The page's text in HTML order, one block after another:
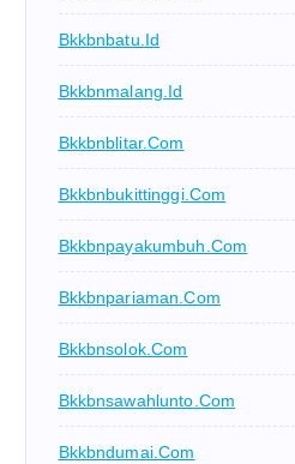
Bkkbnbatu.id
Bkkbnmalang.id
Bkkbnblitar.com
Bkkbnbukittinggi.com
Bkkbnpayakumbuh.com
Bkkbnpariaman.com
Bkkbnsolok.com
Bkkbnsawahlunto.com
Bkkbndumai.com